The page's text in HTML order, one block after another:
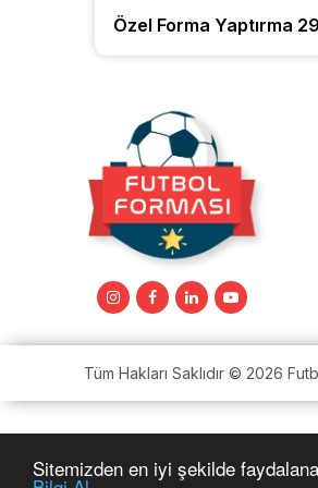
Sitemizden en iyi şekilde
Özel Forma Yaptırma
Tüm Hakları Saklıdır © 2026